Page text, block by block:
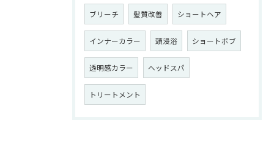
ブリーチ 髪質改善 ショートヘア
インナーカラー 頭浸浴 ショートボブ
透明感カラー ヘッドスパ
トリートメント